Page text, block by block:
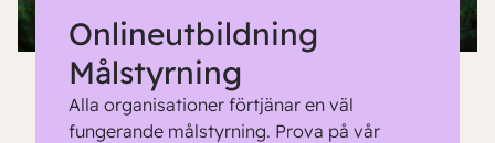
Onlineutbildning
Målstyrning
Alla organisationer förtjänar en väl
fungerande målstyrning. Prova på vår